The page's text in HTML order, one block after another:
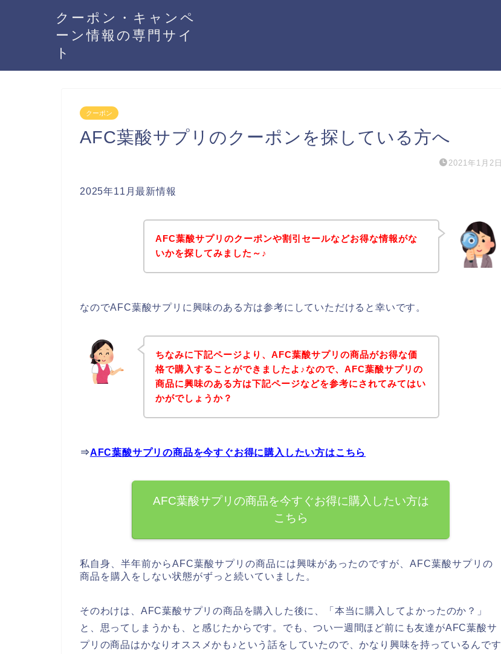
クーポン・キャンペ
ーン情報の専門サイ
ト
クーポン
AFC葉酸サプリのクーポンを探している方へ
2021年1月2日
2025年11月最新情報
AFC葉酸サプリのクーポンや割引セールなどお得な情報がな
いかを探してみました～♪
なのでAFC葉酸サプリに興味のある方は参考にしていただけると幸いです。
ちなみに下記ページより、AFC葉酸サプリの商品がお得な価
格で購入することができましたよ♪なので、AFC葉酸サプリの
商品に興味のある方は下記ページなどを参考にされてみてはい
かがでしょうか？
⇒AFC葉酸サプリの商品を今すぐお得に購入したい方はこちら
AFC葉酸サプリの商品を今すぐお得に購入したい方は
こちら
私自身、半年前からAFC葉酸サプリの商品には興味があったのですが、AFC葉酸サプリの
商品を購入をしない状態がずっと続いていました。
そのわけは、AFC葉酸サプリの商品を購入した後に、「本当に購入してよかったのか？」
と、思ってしまうかも、と感じたからです。でも、つい一週間ほど前にも友達がAFC葉酸サ
プリの商品はかなりオススメかも♪という話をしていたので、かなり興味を持っているんです